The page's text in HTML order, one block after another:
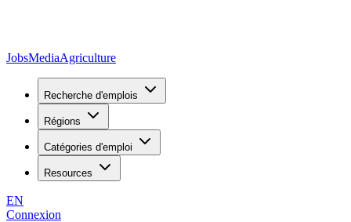
JobsMediaAgriculture
Recherche d'emplois
Régions
Catégories d'emploi
Resources
EN
Connexion